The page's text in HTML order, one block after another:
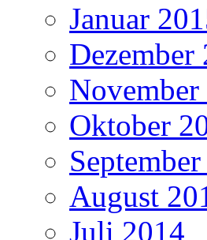
Januar
Dezember
November
Oktober
August
Juli 2014